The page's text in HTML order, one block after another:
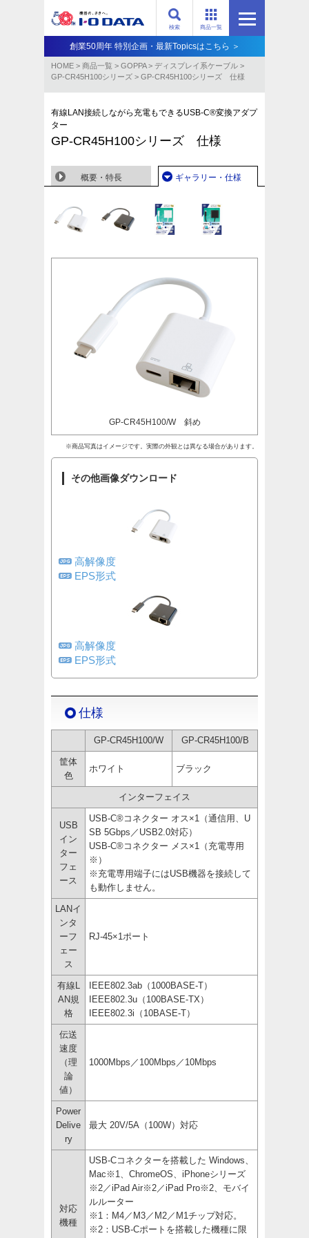
商品一覧
検索
創業50周年 特別企画・最新Topicsはこちら ＞
HOME > 商品一覧 > GOPPA> ディスプレイ系ケーブル >
GP-CR45H100シリーズ > GP-CR45H100シリーズ 仕様
有線LAN接続しながら充電もできるUSB-C®変換アダプ
ター
GP-CR45H100シリーズ 仕様
概要・特長 ギャラリー・仕様
GP-CR45H100/W 斜め
※商品写真はイメージです。実際の外観とは異なる場合があります。
その他画像ダウンロード
高解像度
EPS形式
高解像度
EPS形式
仕様
GP-CR45H100/W GP-CR45H100/B
筐体
色
ホワイト ブラック
インターフェイス
USB
イン
ター
フェ
ース
USB-C®コネクター オス×1（通信用、U
SB 5Gbps／USB2.0対応）
USB-C®コネクター メス×1（充電専用
※）
※充電専用端子にはUSB機器を接続して
も動作しません。
LANイ
ンタ
ーフ
ェー
ス
RJ-45×1ポート
有線L
AN規
格
IEEE802.3ab（1000BASE-T）
IEEE802.3u（100BASE-TX）
IEEE802.3i（10BASE-T）
伝送
速度
（理
論
値）
1000Mbps／100Mbps／10Mbps
Power
Delive
ry
最大 20V/5A（100W）対応
対応
機種
USB-Cコネクターを搭載した Windows、
Mac※1、ChromeOS、iPhoneシリーズ
※2／iPad Air※2／iPad Pro※2、モバイ
ルルーター
※1：M4／M3／M2／M1チップ対応。
※2：USB-Cポートを搭載した機種に限